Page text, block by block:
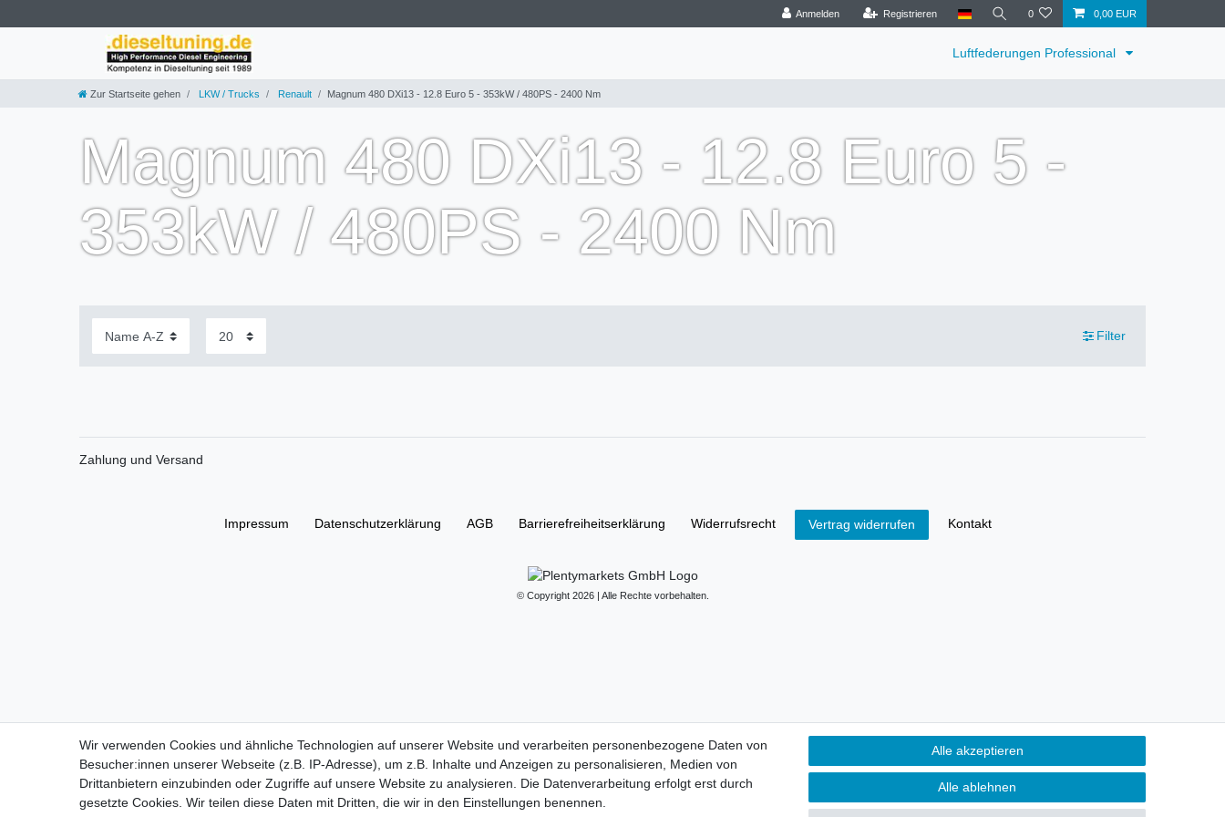
Anmelden Registrieren 0 0,00 EUR
Luftfederungen Professional
Zur Startseite gehen LKW / Trucks Renault Magnum 480 DXi13 - 12.8 Euro 5 - 353kW / 480PS - 2400 Nm
Magnum 480 DXi13 - 12.8 Euro 5 -
353kW / 480PS - 2400 Nm
Filter
Zahlung und Versand
Impressum Daten­schutz­erklärung AGB Barrierefreiheitserklärung Widerrufs­recht Vertrag widerrufen Kontakt
© Copyright 2026 | Alle Rechte vorbehalten.
Wir verwenden Cookies und ähnliche Technologien auf unserer Website und verarbeiten personenbezogene Daten von
Besucher:innen unserer Webseite (z.B. IP-Adresse), um z.B. Inhalte und Anzeigen zu personalisieren, Medien von
Drittanbietern einzubinden oder Zugriffe auf unsere Website zu analysieren. Die Datenverarbeitung erfolgt erst durch
gesetzte Cookies. Wir teilen diese Daten mit Dritten, die wir in den Einstellungen benennen.
Alle akzeptieren
Alle ablehnen